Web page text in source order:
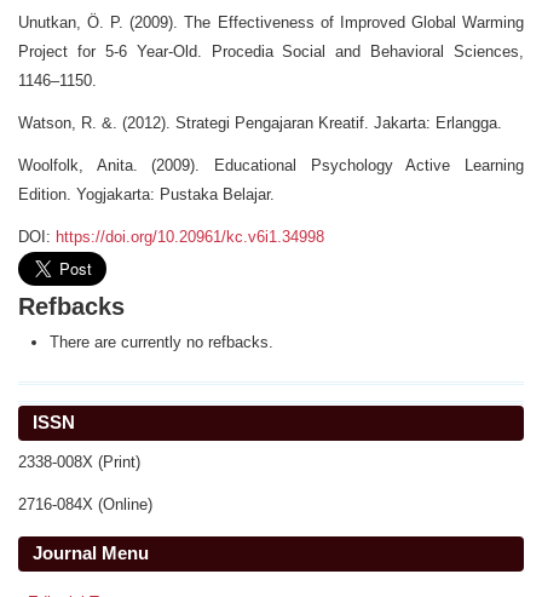
ISSN
2338-008X (Print)
2716-084X (Online)
Journal Menu
Unutkan, Ö. P. (2009). The Effectiveness of Improved Global Warming
Project for 5-6 Year-Old. Procedia Social and Behavioral Sciences,
1146–1150.
Watson, R. &. (2012). Strategi Pengajaran Kreatif. Jakarta: Erlangga.
Woolfolk, Anita. (2009). Educational Psychology Active Learning
Edition. Yogjakarta: Pustaka Belajar.
DOI: https://doi.org/10.20961/kc.v6i1.34998
Refbacks
There are currently no refbacks.